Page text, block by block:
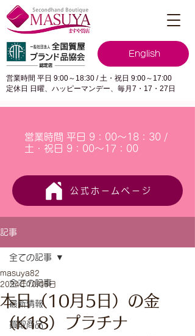
English
営業時間 平日 9:00～18:30 / 土・祝日 9:00～17:00
定休日 日曜、ハッピーマンデー、毎月7・17・27日
営業時間 平日 9：00～18：30 /
土・祝日 9：00～17：00
公式ホームページ
記事
全ての記事
最新情報
買取商品
全ての記事
本日（10月5日）の金
（K18）プラチナ
masuya82
2024年10月5日